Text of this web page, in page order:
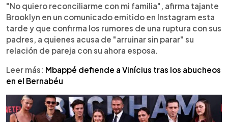
26 años afirmó que no desea reconciliarse con su
familia y denunció ataques privados y públicos, así
como el uso de la prensa para perjudicar su
relación. Recordó un conflicto durante su boda en
2022, relacionado con el vestido diseñado por
Victoria Beckham, que según él buscaba sabotear
el enlace. Brooklyn aseguró que durante años
guardó silencio, pero decidió hablar para
mediática.
"No quiero reconciliarme con mi familia", afirma tajante
Brooklyn en un comunicado emitido en Instagram esta
tarde y que confirma los rumores de una ruptura con sus
padres, a quienes acusa de "arruinar sin parar" su
relación de pareja con su ahora esposa.
Leer más: Mbappé defiende a Vinícius tras los abucheos
en el Bernabéu